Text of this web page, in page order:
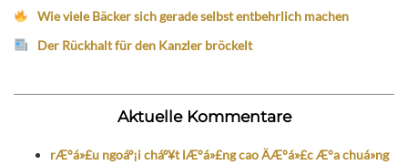
Wie viele Bäcker sich gerade selbst entbehrlich machen
Der Rückhalt für den Kanzler bröckelt
Aktuelle Kommentare
rÆ°á»£u ngoáº¡i cháº¥t lÆ°á»£ng cao ÄÆ°á»£c Æ°a chuá»ng